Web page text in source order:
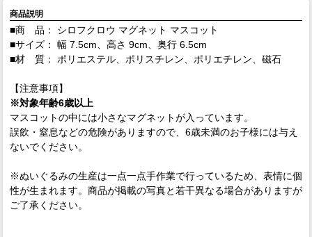
商品説明
■商 品： シロフクロウ マグネット マスコット
■サイズ： 幅 7.5cm、高さ 9cm、奥行 6.5cm
■材 質： ポリエステル、ポリスチレン、ポリエチレン、磁石
【注意事項】
※対象年齢6歳以上
マスコットの中には小さなマグネットが入っています。
誤飲・窒息などの危険がありますので、6歳未満のお子様には与え
ないでください。
※ぬいぐるみの生産は一点一点手作業で行っているため、表情に個
性が生まれます。商品が掲載の写真と若干異なる場合がありますが
ご了承ください。